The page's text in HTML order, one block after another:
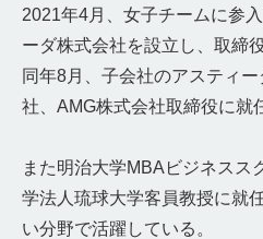
2021年4月、女子チームに参
ーダ株式会社を設立し、取締
同年8月、子会社のアスティ
社、AMG株式会社取締役に就
また明治大学MBAビジネスス
学法人琉球大学客員教授に就
い分野で活躍している。